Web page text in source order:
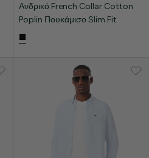
Ανδρικό French Collar Cotton
Poplin Πουκάμισο Slim Fit